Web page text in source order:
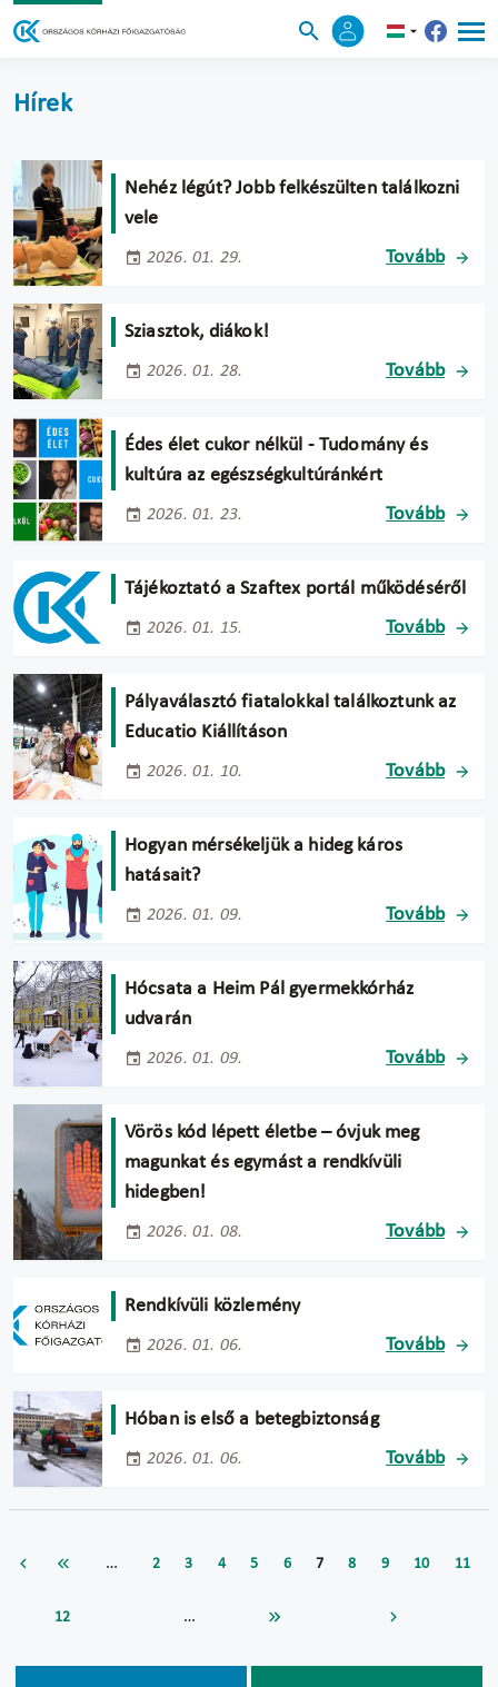
Hírek
Nehéz légút? Jobb felkészülten találkozni
vele
2026. 01. 29. Tovább
Sziasztok, diákok!
2026. 01. 28. Tovább
Édes élet cukor nélkül - Tudomány és
kultúra az egészségkultúránkért
2026. 01. 23. Tovább
Tájékoztató a Szaftex portál működéséről
2026. 01. 15. Tovább
Pályaválasztó fiatalokkal találkoztunk az
Educatio Kiállításon
2026. 01. 10. Tovább
Hogyan mérsékeljük a hideg káros
hatásait?
2026. 01. 09. Tovább
Hócsata a Heim Pál gyermekkórház
udvarán
2026. 01. 09. Tovább
Vörös kód lépett életbe – óvjuk meg
magunkat és egymást a rendkívüli
hidegben!
2026. 01. 08. Tovább
Rendkívüli közlemény
2026. 01. 06. Tovább
Hóban is első a betegbiztonság
2026. 01. 06. Tovább
… 2 3 4 5 6 7 8 9 10 11
12 …